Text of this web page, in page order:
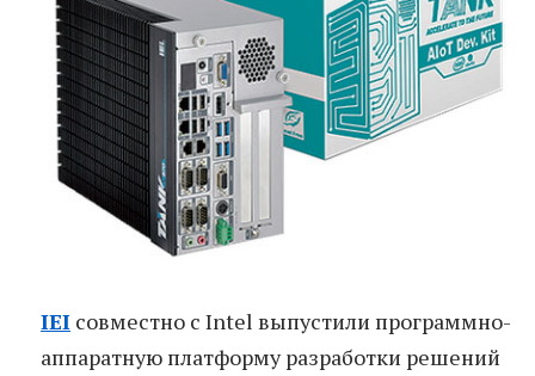
IEI совместно с Intel выпустили программно-
аппаратную платформу разработки решений